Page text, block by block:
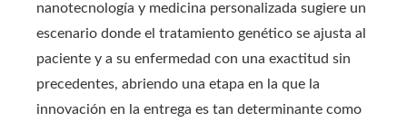
nanotecnología y medicina personalizada sugiere un
escenario donde el tratamiento genético se ajusta al
paciente y a su enfermedad con una exactitud sin
precedentes, abriendo una etapa en la que la
innovación en la entrega es tan determinante como